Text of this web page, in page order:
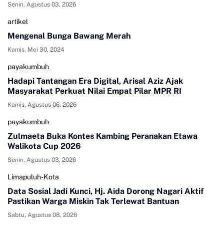
Senin, Agustus 03, 2026
artikel
Mengenal Bunga Bawang Merah
Kamis, Mei 30, 2024
payakumbuh
Hadapi Tantangan Era Digital, Arisal Aziz Ajak
Masyarakat Perkuat Nilai Empat Pilar MPR RI
Kamis, Agustus 06, 2026
payakumbuh
Zulmaeta Buka Kontes Kambing Peranakan Etawa
Walikota Cup 2026
Senin, Agustus 03, 2026
Limapuluh-Kota
Data Sosial Jadi Kunci, Hj. Aida Dorong Nagari Aktif
Pastikan Warga Miskin Tak Terlewat Bantuan
Sabtu, Agustus 08, 2026